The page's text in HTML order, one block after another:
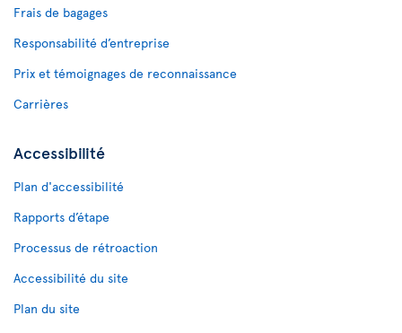
Frais de bagages
Responsabilité d’entreprise
Prix et témoignages de reconnaissance
Carrières
Accessibilité
Plan d'accessibilité
Rapports d’étape
Processus de rétroaction
Accessibilité du site
Plan du site